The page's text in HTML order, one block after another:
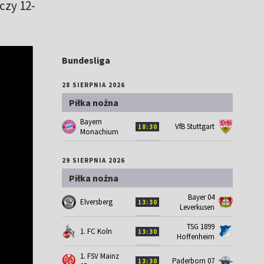
12-
Bundesliga
28 SIERPNIA 2026
Piłka nożna
Bayern
Monachium
18:30 VfB Stuttgart
29 SIERPNIA 2026
Piłka nożna
Elversberg 13:30
Bayer 04
Leverkusen
1. FC Koln 13:30
TSG 1899
Hoffenheim
1. FSV Mainz
13:30 Paderborn 07